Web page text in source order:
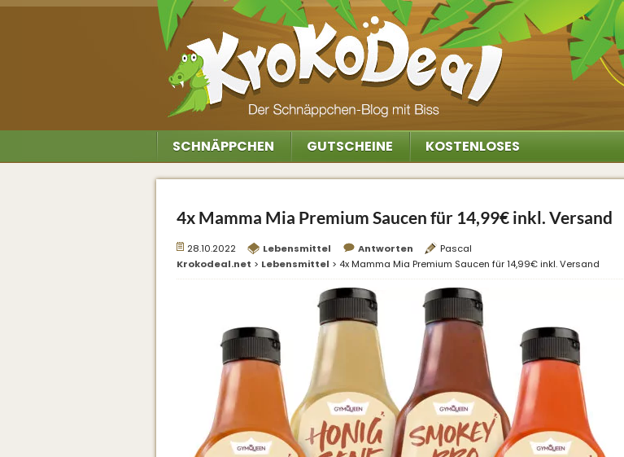
SCHNÄPPCHEN GUTSCHEINE KOSTENLOSES
4x Mamma Mia Premium Saucen für 14,99€ inkl. Versand
28.10.2022 Lebensmittel Antworten
Pascal
Krokodeal.net > Lebensmittel > 4x Mamma Mia Premium Saucen für 14,99€ inkl. Versand